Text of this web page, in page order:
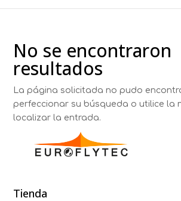
No se encontraron
resultados
La página solicitada no pudo
perfeccionar su búsqueda o utilice la
localizar la entrada.
Tienda